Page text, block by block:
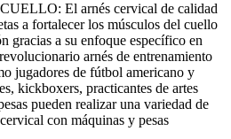
El arnés cervical de calidad
a fortalecer los músculos del cuello
gracias a su enfoque específico en
arnés de entrenamiento
jugadores de fútbol americano y
kickboxers, practicantes de artes
pueden realizar una variedad de
con máquinas y pesas